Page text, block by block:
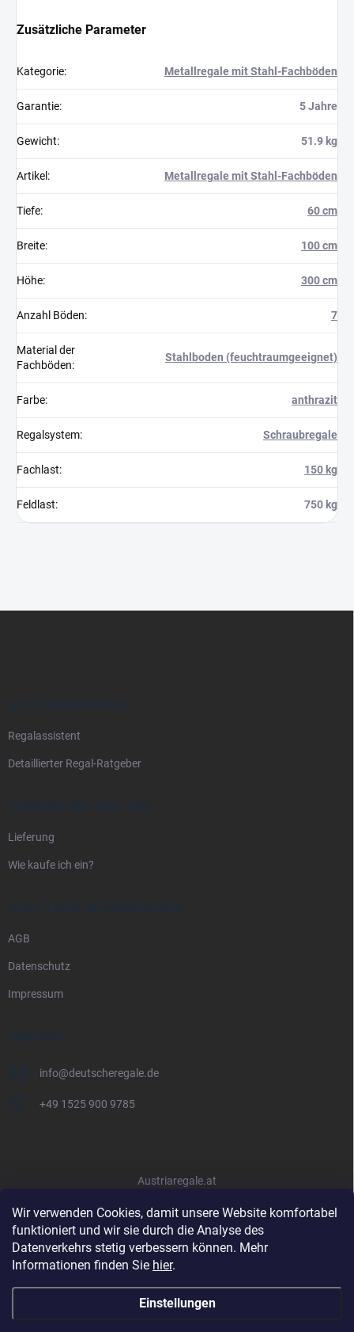
Wir verwenden Cookies, damit unsere Website komfortabel
funktioniert und wir sie durch die Analyse des
Datenverkehrs stetig verbessern können. Mehr
Informationen finden Sie hier.
Einstellungen
Zusätzliche Parameter
Kategorie: Metallregale mit Stahl-Fachböden
Garantie: 5 Jahre
Gewicht: 51.9 kg
Artikel : Metallregale mit Stahl-Fachböden
Tiefe: 60 cm
Breite: 100 cm
Höhe: 300 cm
Anzahl Böden: 7
Material der
Fachböden:
Stahlboden (feuchtraumgeeignet)
Farbe: anthrazit
Regalsystem: Schraubregale
Fachlast: 150 kg
Feldlast: 750 kg
ALLES ÜBER REGALE
Regalassistent
Detaillierter Regal-Ratgeber
VERSAND UND ZAHLUNG
Lieferung
Wie kaufe ich ein?
RECHTLICHE INFORMATIONEN
AGB
Datenschutz
Impressum
KONTAKT
info@deutscheregale.de
+49 1525 900 9785
Austriaregale.at